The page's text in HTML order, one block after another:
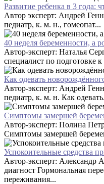
Развитие ребенка в 3 года:
Автор эксперт: Андрей
педиатр, к. м. н., гомеопат...
40 неделя беременности, а
Автор-эксперт: Наталья
специалист по подготовке
Как одевать
Автор-эксперт: Андрей
педиатр, к. м. н. Как
Симптомы замершей
Автор-эксперт: Полина
Симптомы замершей
Успокоительные средства
Автор-эксперт: Александр
диагност Гормональная
переживания...